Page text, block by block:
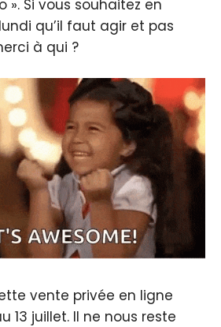
». Si vous souhaitez en
qu’il faut agir et pas
à qui ?
vente privée en ligne
13 juillet. Il ne nous reste